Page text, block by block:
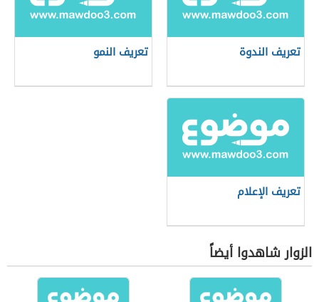
تعريف الندوة تعريف النمو
تعريف الإعلام
الزوار شاهدوا أيضاً